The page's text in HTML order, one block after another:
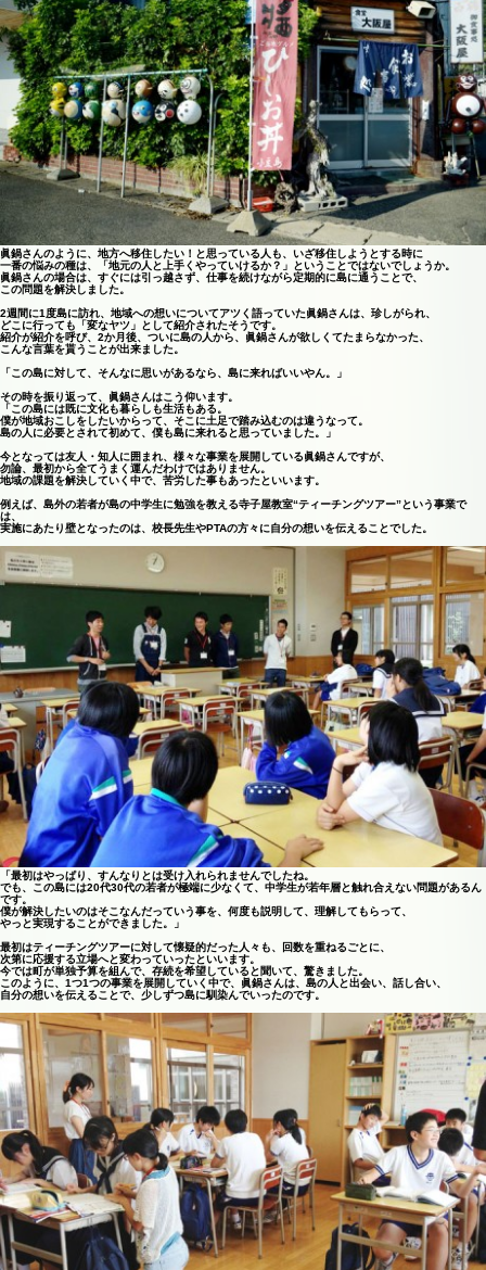
眞鍋さんのように、地方へ移住したい！と思っている人も、いざ移住しようとする時に
一番の悩みの種は、「地元の人と上手くやっていけるか？」ということではないでしょうか。
眞鍋さんの場合は、すぐには引っ越さず、仕事を続けながら定期的に島に通うことで、
この問題を解決しました。
2週間に1度島に訪れ、地域への想いについてアツく語っていた眞鍋さんは、珍しがられ、
どこに行っても「変なヤツ」として紹介されたそうです。
紹介が紹介を呼び、2か月後、ついに島の人から、眞鍋さんが欲しくてたまらなかった、
こんな言葉を貰うことが出来ました。
「この島に対して、そんなに思いがあるなら、島に来ればいいやん。」
その時を振り返って、眞鍋さんはこう仰います。
「この島には既に文化も暮らしも生活もある。
僕が地域おこしをしたいからって、そこに土足で踏み込むのは違うなって。
島の人に必要とされて初めて、僕も島に来れると思っていました。」
今となっては友人・知人に囲まれ、様々な事業を展開している眞鍋さんですが、
勿論、最初から全てうまく運んだわけではありません。
地域の課題を解決していく中で、苦労した事もあったといいます。
例えば、島外の若者が島の中学生に勉強を教える寺子屋教室“ティーチングツアー”という事業で
は、
実施にあたり壁となったのは、校長先生やPTAの方々に自分の想いを伝えることでした。
「最初はやっぱり、すんなりとは受け入れられませんでしたね。
でも、この島には20代30代の若者が極端に少なくて、中学生が若年層と触れ合えない問題があるん
です。
僕が解決したいのはそこなんだっていう事を、何度も説明して、理解してもらって、
やっと実現することができました。」
最初はティーチングツアーに対して懐疑的だった人々も、回数を重ねるごとに、
次第に応援する立場へと変わっていったといいます。
今では町が単独予算を組んで、存続を希望していると聞いて、驚きました。
このように、1つ1つの事業を展開していく中で、眞鍋さんは、島の人と出会い、話し合い、
自分の想いを伝えることで、少しずつ島に馴染んでいったのです。